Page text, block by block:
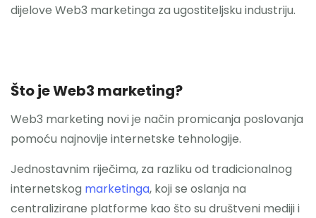
dijelove Web3 marketinga za ugostiteljsku industriju.
Što je Web3 marketing?
Web3 marketing novi je način promicanja poslovanja
pomoću najnovije internetske tehnologije.
Jednostavnim riječima, za razliku od tradicionalnog
internetskog marketinga, koji se oslanja na
centralizirane platforme kao što su društveni mediji i